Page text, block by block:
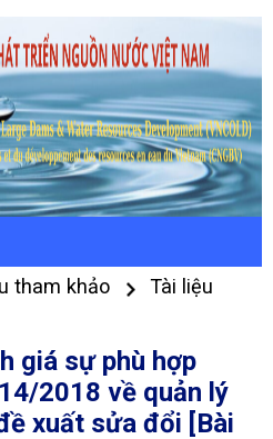
tham khảo
Tài liệu
giá sự phù hợp
2018 về quản lý
xuất sửa đổi [Bài